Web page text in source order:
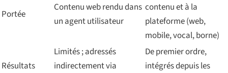
Portée
Contenu web rendu dans
un agent utilisateur
contenu et à la
plateforme (web,
mobile, vocal, borne)
Résultats
Limités ; adressés
indirectement via
De premier ordre,
intégrés depuis les